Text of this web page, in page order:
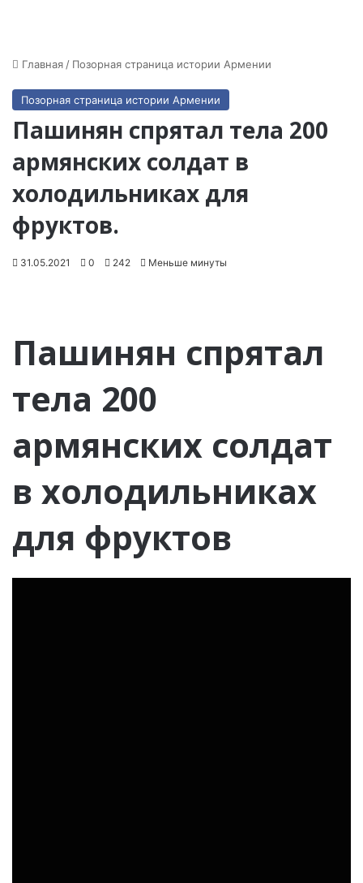
Главная / Позорная страница истории Армении
Позорная страница истории Армении
Пашинян спрятал тела 200
армянских солдат в
холодильниках для
фруктов.
31.05.2021 0 242 Меньше минуты
Пашинян спрятал
тела 200
армянских солдат
в холодильниках
для фруктов